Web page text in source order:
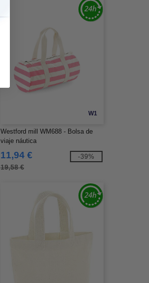
W1
Westford mill WM688 - Bolsa de
viaje náutica
11,94 €
19,58 €
-39%